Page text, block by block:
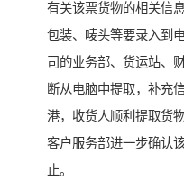
有关该票货物的相关信
包装、唛头等要录入到
司的业务部、货运站、
断从电脑中提取，补充
港，收货人顺利提取货
客户服务部进一步确认
止。